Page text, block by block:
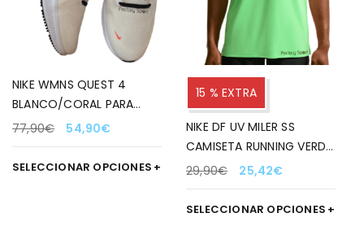
NIKE WMNS QUEST 4
BLANCO/CORAL PARA
MUJER
77,90€ 54,90€
SELECCIONAR OPCIONES
15 % EXTRA
NIKE DF UV MILER SS
CAMISETA RUNNING VERDE
FLUOR PARA HOMBRE
29,90€ 25,42€
SELECCIONAR OPCIONES